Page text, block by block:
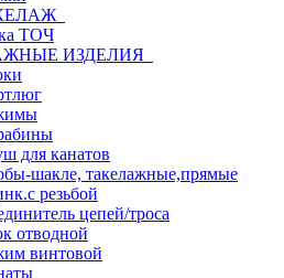
ТОЧ
ИЗДЕЛИЯ
для канатов
шакле, такелажные,прямые
резьбой
цепей/троса
отводной
винтовой